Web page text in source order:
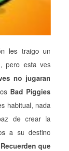
les traigo un
, pero esta ves
no jugaran
Bad Piggies
habitual, nada
de crear la
a su destino
que